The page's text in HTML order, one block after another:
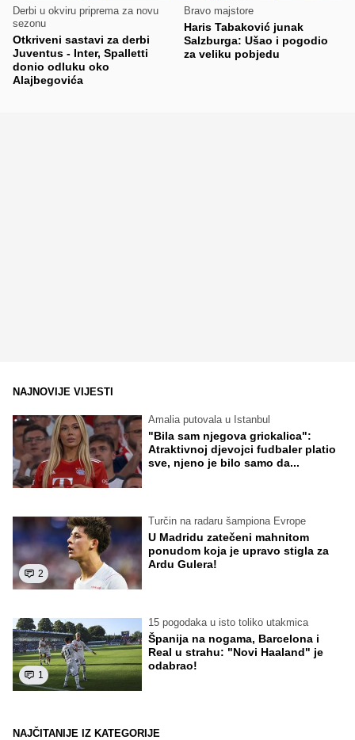
Derbi u okviru priprema za novu
sezonu
Otkriveni sastavi za derbi
Juventus - Inter, Spalletti
donio odluku oko
Alajbegovića
Bravo majstore
Haris Tabaković junak
Salzburga: Ušao i pogodio
za veliku pobjedu
NAJNOVIJE VIJESTI
Amalia putovala u Istanbul
"Bila sam njegova grickalica":
Atraktivnoj djevojci fudbaler platio
sve, njeno je bilo samo da...
2
Turčin na radaru šampiona Evrope
U Madridu zatečeni mahnitom
ponudom koja je upravo stigla za
Ardu Gulera!
1
15 pogodaka u isto toliko utakmica
Španija na nogama, Barcelona i
Real u strahu: "Novi Haaland" je
odabrao!
NAJČITANIJE IZ KATEGORIJE